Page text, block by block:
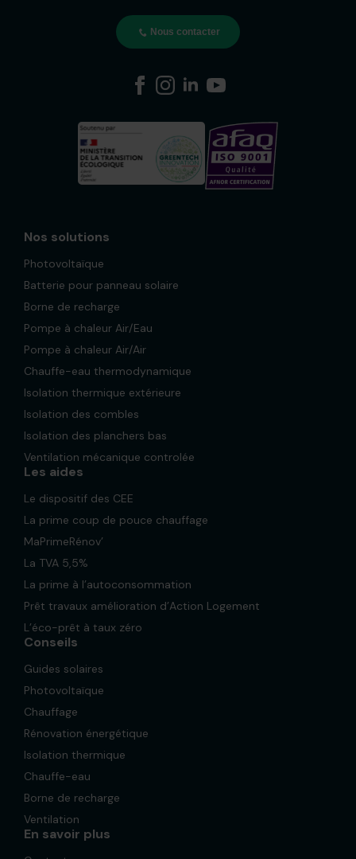
Nous contacter
Nos solutions
Photovoltaïque
Batterie pour panneau solaire
Borne de recharge
Pompe à chaleur Air/Eau
Pompe à chaleur Air/Air
Chauffe-eau thermodynamique
Isolation thermique extérieure
Isolation des combles
Isolation des planchers bas
Ventilation mécanique controlée
Les aides
Le dispositif des CEE
La prime coup de pouce chauffage
MaPrimeRénov’
La TVA 5,5%
La prime à l’autoconsommation
Prêt travaux amélioration d’Action Logement
L’éco-prêt à taux zéro
Conseils
Guides solaires
Photovoltaïque
Chauffage
Rénovation énergétique
Isolation thermique
Chauffe-eau
Borne de recharge
Ventilation
En savoir plus